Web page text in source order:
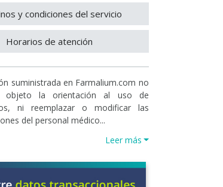
y condiciones del servicio
Horarios de atención
suministrada en Farmalium.com no
objeto la orientación al uso de
ni reemplazar o modificar las
del personal médico...
Leer más